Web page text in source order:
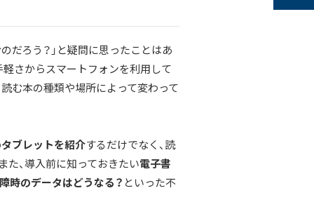
だろう？」と疑問に思ったことはあ
軽さからスマートフォンを利用して
読む本の種類や場所によって変わって
ブレットを紹介するだけでなく、読
た、導入前に知っておきたい電子書
時のデータはどうなる？ といった不